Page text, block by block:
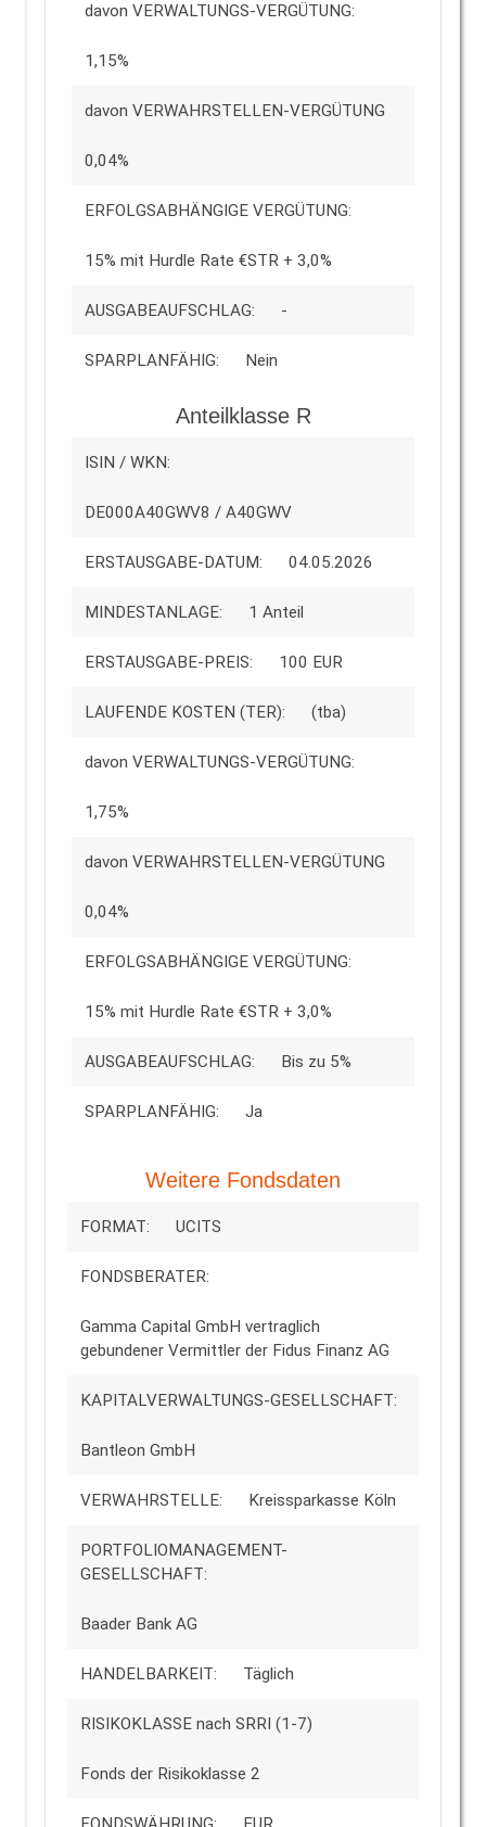
davon VERWALTUNGS-VERGÜTUNG:
1,15%
davon VERWAHRSTELLEN-VERGÜTUNG
0,04%
ERFOLGSABHÄNGIGE VERGÜTUNG:
15% mit Hurdle Rate €STR + 3,0%
AUSGABEAUFSCHLAG: -
SPARPLANFÄHIG: Nein
Anteilklasse R
ISIN / WKN:
DE000A40GWV8 / A40GWV
ERSTAUSGABE-DATUM: 04.05.2026
MINDESTANLAGE: 1 Anteil
ERSTAUSGABE-PREIS: 100 EUR
LAUFENDE KOSTEN (TER): (tba)
davon VERWALTUNGS-VERGÜTUNG:
1,75%
davon VERWAHRSTELLEN-VERGÜTUNG
0,04%
ERFOLGSABHÄNGIGE VERGÜTUNG:
15% mit Hurdle Rate €STR + 3,0%
AUSGABEAUFSCHLAG: Bis zu 5%
SPARPLANFÄHIG: Ja
Weitere Fondsdaten
FORMAT: UCITS
FONDSBERATER:
Gamma Capital GmbH vertraglich
gebundener Vermittler der Fidus Finanz AG
KAPITALVERWALTUNGS-GESELLSCHAFT:
Bantleon GmbH
VERWAHRSTELLE: Kreissparkasse Köln
PORTFOLIOMANAGEMENT-
GESELLSCHAFT:
Baader Bank AG
HANDELBARKEIT: Täglich
RISIKOKLASSE nach SRRI (1-7)
Fonds der Risikoklasse 2